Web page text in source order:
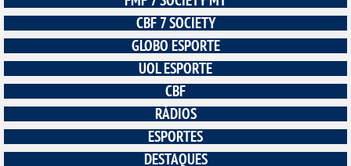
CBF 7 SOCIETY
GLOBO ESPORTE
UOL ESPORTE
CBF
RÁDIOS
ESPORTES
DESTAQUES